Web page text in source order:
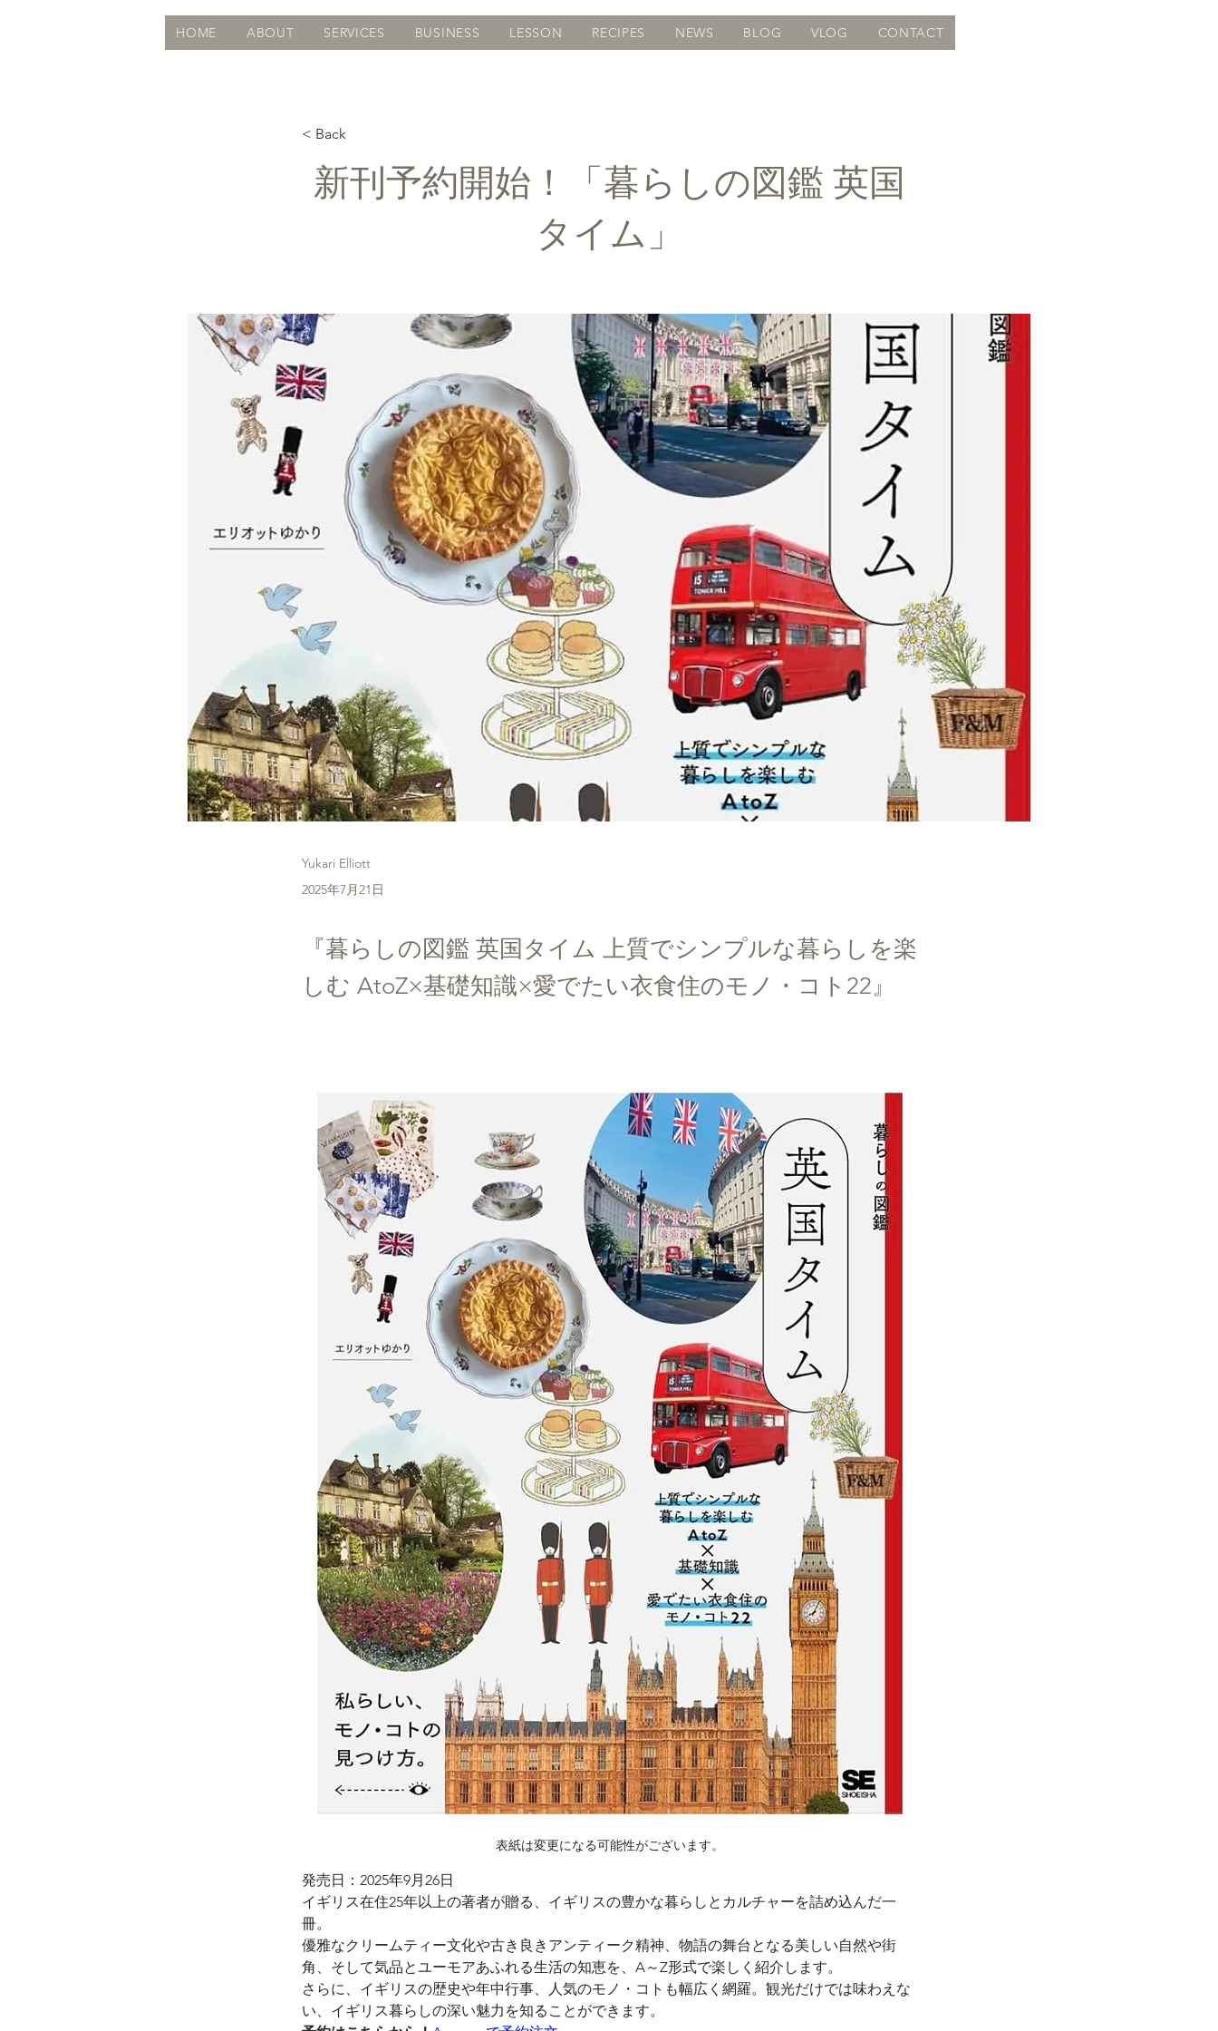
HOME ABOUT SERVICES BUSINESS LESSON RECIPES NEWS BLOG VLOG CONTACT
< Back
新刊予約開始！「暮らしの図鑑 英国
タイム」
Yukari Elliott
2025年7月21日
『暮らしの図鑑 英国タイム 上質でシンプルな暮らしを楽
しむ AtoZ×基礎知識×愛でたい衣食住のモノ・コト22』
表紙は変更になる可能性がございます。
発売日：2025年9月26日
イギリス在住25年以上の著者が贈る、イギリスの豊かな暮らしとカルチャーを詰め込んだ一
冊。
優雅なクリームティー文化や古き良きアンティーク精神、物語の舞台となる美しい自然や街
角、そして気品とユーモアあふれる生活の知恵を、A～Z形式で楽しく紹介します。
さらに、イギリスの歴史や年中行事、人気のモノ・コトも幅広く網羅。観光だけでは味わえな
い、イギリス暮らしの深い魅力を知ることができます。